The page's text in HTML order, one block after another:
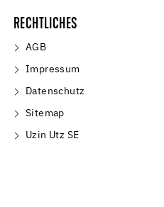
RECHTLICHES
AGB
Impressum
Datenschutz
Sitemap
Uzin Utz SE